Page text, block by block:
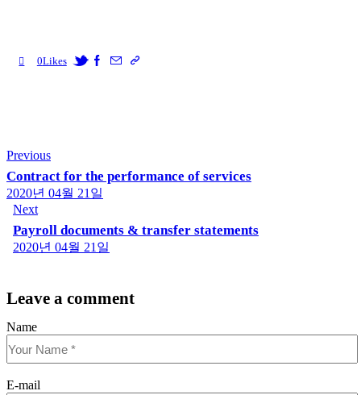
0Likes
글
탐
색
Previous
Contract for the performance of services
2020년 04월 21일
Next
Payroll documents & transfer statements
2020년 04월 21일
Leave a comment
Name
E-mail